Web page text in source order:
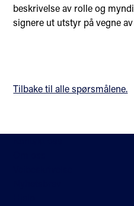
beskrivelse av rolle og
signere ut utstyr på vegne
Tilbake til alle spørsmålene.